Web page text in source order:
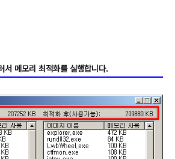
서 메모리 최적화를 실행합니다.